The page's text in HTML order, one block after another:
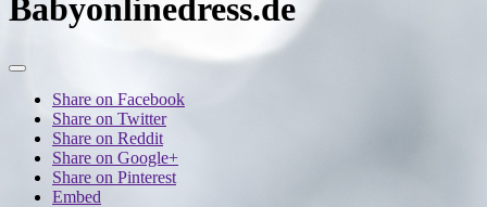
Babyonlinedress.de
Share on Facebook
Share on Twitter
Share on Reddit
Share on Google+
Share on Pinterest
Embed